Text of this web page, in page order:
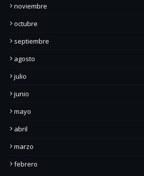
noviembre
octubre
septiembre
agosto
julio
junio
mayo
abril
marzo
febrero